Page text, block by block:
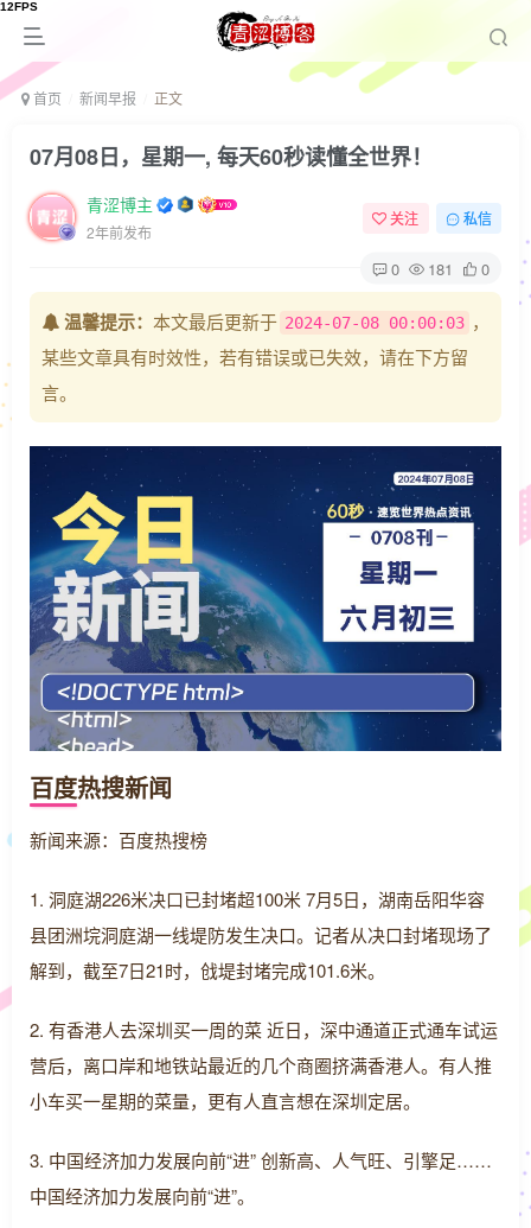
首页 新闻早报 正文
07月08日，星期一, 每天60秒读懂全世界！
青涩博主
2年前发布
关注 私信
0 181 0
温馨提示： 本文最后更新于 2024-07-08 00:00:03 ，
某些文章具有时效性，若有错误或已失效，请在下方留
言。
百度热搜新闻
新闻来源：百度热搜榜
1. 洞庭湖226米决口已封堵超100米 7月5日，湖南岳阳华容
县团洲垸洞庭湖一线堤防发生决口。记者从决口封堵现场了
解到，截至7日21时，戗堤封堵完成101.6米。
2. 有香港人去深圳买一周的菜 近日，深中通道正式通车试运
营后，离口岸和地铁站最近的几个商圈挤满香港人。有人推
小车买一星期的菜量，更有人直言想在深圳定居。
3. 中国经济加力发展向前“进” 创新高、人气旺、引擎足……
中国经济加力发展向前“进”。